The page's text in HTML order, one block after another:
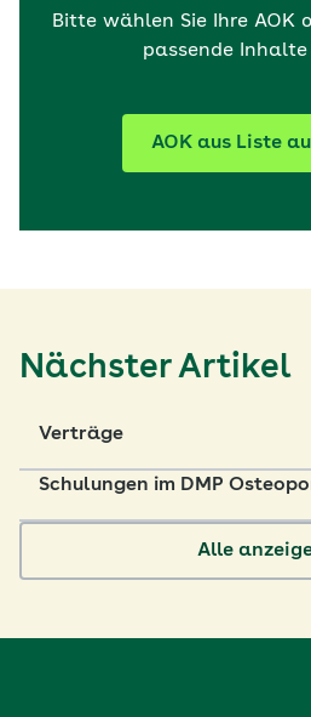
Bitte wählen Sie Ihre AOK
passende Inhalte
AOK aus Liste
Nächster Artikel
Verträge
Schulungen im DMP
Alle